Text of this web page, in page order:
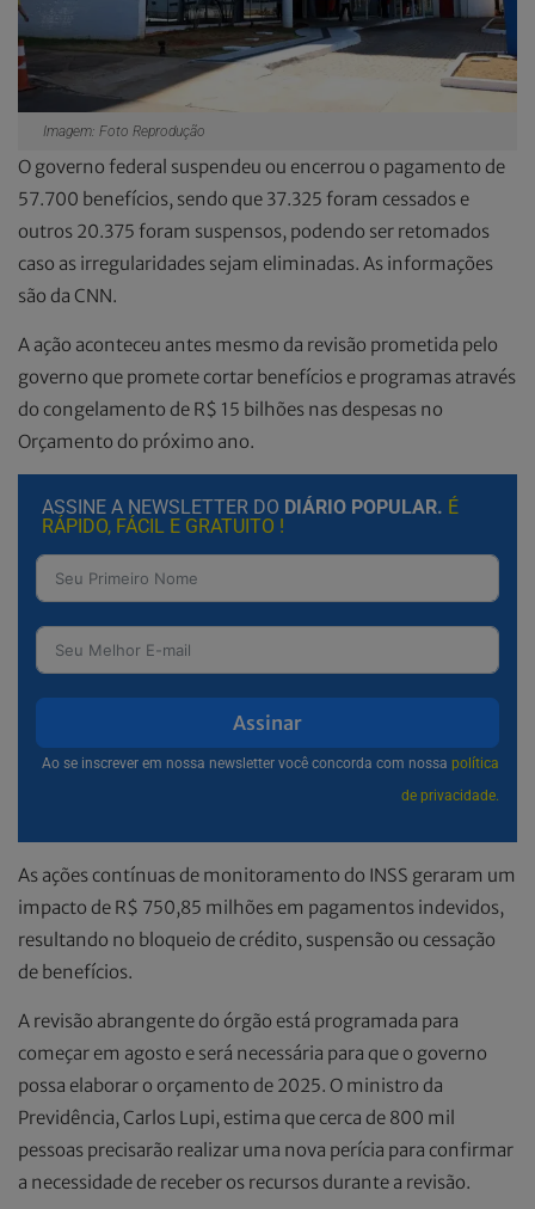
Imagem: Foto Reprodução
O governo federal suspendeu ou encerrou o pagamento de
57.700 benefícios, sendo que 37.325 foram cessados e
outros 20.375 foram suspensos, podendo ser retomados
caso as irregularidades sejam eliminadas. As informações
são da CNN.
A ação aconteceu antes mesmo da revisão prometida pelo
governo que promete cortar benefícios e programas através
do congelamento de R$ 15 bilhões nas despesas no
Orçamento do próximo ano.
ASSINE A NEWSLETTER DO DIÁRIO POPULAR. É
RÁPIDO, FÁCIL E GRATUITO !
Assinar
Ao se inscrever em nossa newsletter você concorda com nossa política
de privacidade.
As ações contínuas de monitoramento do INSS geraram um
impacto de R$ 750,85 milhões em pagamentos indevidos,
resultando no bloqueio de crédito, suspensão ou cessação
de benefícios.
A revisão abrangente do órgão está programada para
começar em agosto e será necessária para que o governo
possa elaborar o orçamento de 2025. O ministro da
Previdência, Carlos Lupi, estima que cerca de 800 mil
pessoas precisarão realizar uma nova perícia para confirmar
a necessidade de receber os recursos durante a revisão.